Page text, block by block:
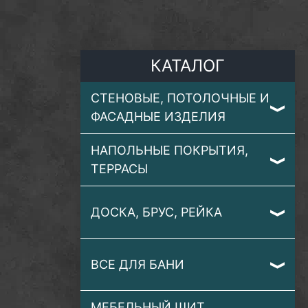
КАТАЛОГ
СТЕНОВЫЕ, ПОТОЛОЧНЫЕ И
ФАСАДНЫЕ ИЗДЕЛИЯ
НАПОЛЬНЫЕ ПОКРЫТИЯ,
ТЕРРАСЫ
ДОСКА, БРУС, РЕЙКА
ВСЕ ДЛЯ БАНИ